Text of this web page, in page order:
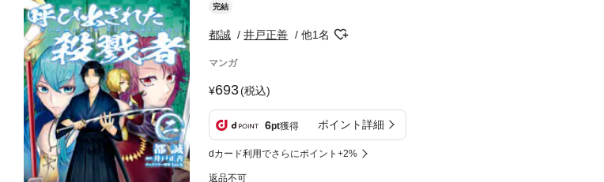
完結
都誠 井戸正善 他1名
マンガ
693(税込)
6pt獲得 ポイント詳細
dカード利用でさらにポイント+2%
返品不可